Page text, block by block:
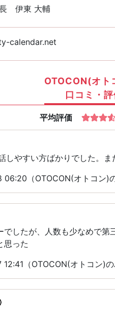
伊東 大輔
calendar.net
OTOCON(オト
口コミ・
平均評価
しやすい方ばかりでした。ま
（OTOCON(オトコン)
でしたが、人数も少なめで
思った
（OTOCON(オトコン)の